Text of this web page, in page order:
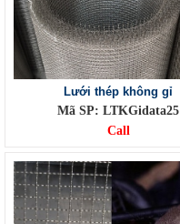
Lưới thép không gỉ
Mã SP: LTKGidata25
Call